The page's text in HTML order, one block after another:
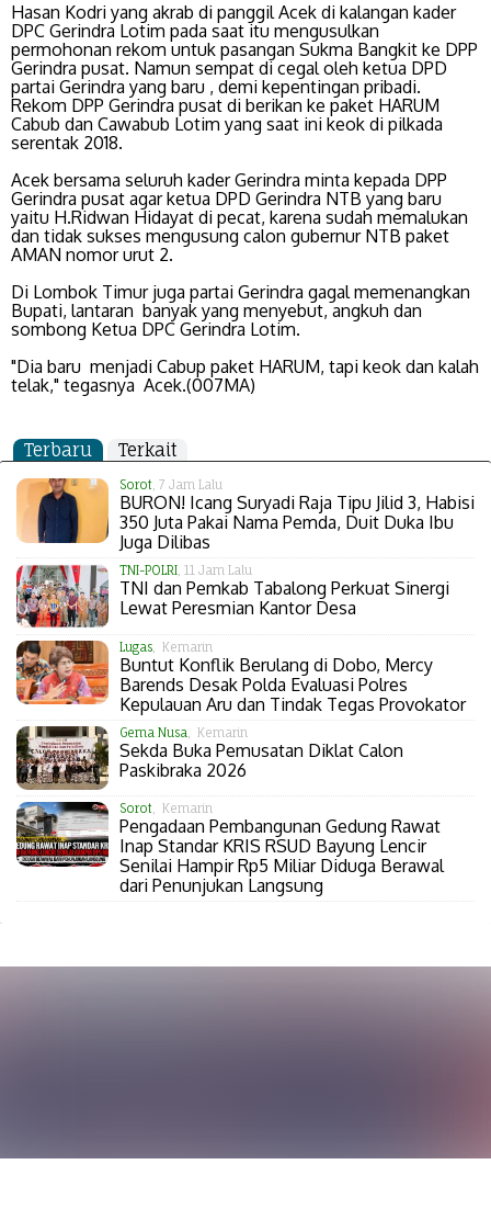
Hasan Kodri yang akrab di panggil Acek di kalangan kader
DPC Gerindra Lotim pada saat itu mengusulkan
permohonan rekom untuk pasangan Sukma Bangkit ke DPP
Gerindra pusat. Namun sempat di cegal oleh ketua DPD
partai Gerindra yang baru , demi kepentingan pribadi.
Rekom DPP Gerindra pusat di berikan ke paket HARUM
Cabub dan Cawabub Lotim yang saat ini keok di pilkada
serentak 2018.
Acek bersama seluruh kader Gerindra minta kepada DPP
Gerindra pusat agar ketua DPD Gerindra NTB yang baru
yaitu H.Ridwan Hidayat di pecat, karena sudah memalukan
dan tidak sukses mengusung calon gubernur NTB paket
AMAN nomor urut 2.
Di Lombok Timur juga partai Gerindra gagal memenangkan
Bupati, lantaran banyak yang menyebut, angkuh dan
sombong Ketua DPC Gerindra Lotim.
"Dia baru menjadi Cabup paket HARUM, tapi keok dan kalah
telak," tegasnya Acek.(007MA)
Terbaru Terkait
Sorot, 7 Jam Lalu
BURON! Icang Suryadi Raja Tipu Jilid 3, Habisi
350 Juta Pakai Nama Pemda, Duit Duka Ibu
Juga Dilibas
TNI-POLRI, 11 Jam Lalu
TNI dan Pemkab Tabalong Perkuat Sinergi
Lewat Peresmian Kantor Desa
Lugas, Kemarin
Buntut Konflik Berulang di Dobo, Mercy
Barends Desak Polda Evaluasi Polres
Kepulauan Aru dan Tindak Tegas Provokator
Gema Nusa , Kemarin
Sekda Buka Pemusatan Diklat Calon
Paskibraka 2026
Sorot, Kemarin
Pengadaan Pembangunan Gedung Rawat
Inap Standar KRIS RSUD Bayung Lencir
Senilai Hampir Rp5 Miliar Diduga Berawal
dari Penunjukan Langsung